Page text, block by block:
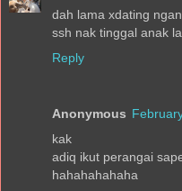
dah lama xdating ngan
ssh nak tinggal anak la
Reply
Anonymous
kak
adiq ikut perangai
hahahahahaha